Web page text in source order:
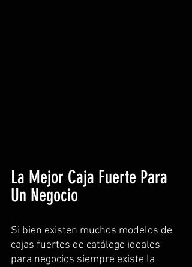
La Mejor Caja Fuerte Para
Un Negocio
Si bien existen muchos modelos de
cajas fuertes de catálogo ideales
para negocios siempre existe la